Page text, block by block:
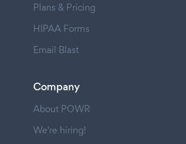
Plans & Pricing
HIPAA Forms
Email Blast
Company
About POWR
We're hiring!